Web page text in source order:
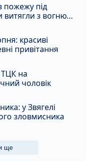
пожежу під
з вогню
красиві
привітання
ТЦК на
чоловік
у Звягелі
зловмисника
ще